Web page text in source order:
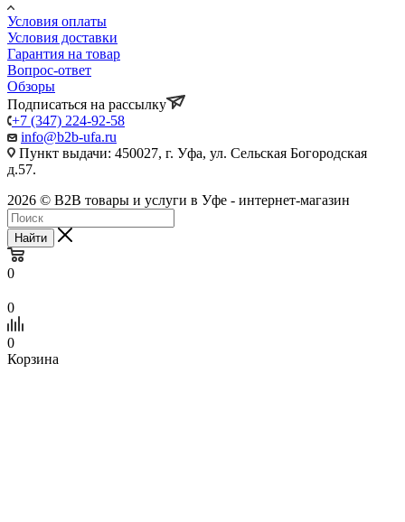
Условия оплаты
Условия доставки
Гарантия на товар
Вопрос-ответ
Обзоры
Подписаться на рассылку
+7 (347) 224-92-58
info@b2b-ufa.ru
Пункт выдачи: 450027, г. Уфа, ул. Сельская Богородская
д.57.
2026 © B2B товары и услуги в Уфе - интернет-магазин
Найти
0
0
0
Корзина